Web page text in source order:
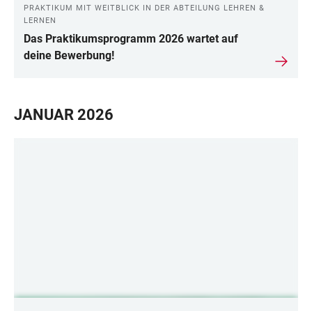
PRAKTIKUM MIT WEITBLICK IN DER ABTEILUNG LEHREN &
LERNEN
Das Praktikumsprogramm 2026 wartet auf
deine Bewerbung!
JANUAR 2026